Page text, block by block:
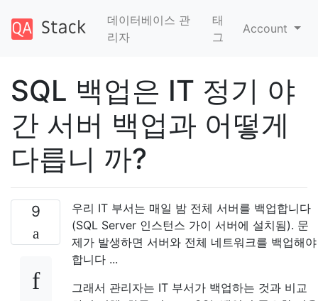
데이터베이스 관
리자
태
그
Account
SQL 백업은 IT 정기 야
간 서버 백업과 어떻게
다릅니 까?
9
우리 IT 부서는 매일 밤 전체 서버를 백업합니다
(SQL Server 인스턴스 가이 서버에 설치됨). 문
제가 발생하면 서버와 전체 네트워크를 백업해야
합니다 ...
그래서 관리자는 IT 부서가 백업하는 것과 비교